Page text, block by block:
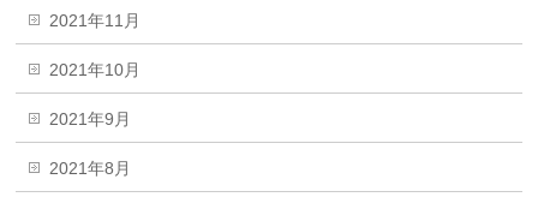
2021年11月
2021年10月
2021年9月
2021年8月